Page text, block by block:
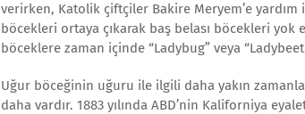
verirken, Katolik çiftçiler Bakire Meryem’e
böcekleri ortaya çıkarak baş belası böcekleri
böceklere zaman içinde “Ladybug” veya
Uğur böceğinin uğuru ile ilgili daha yakın
daha vardır. 1883 yılında ABD’nin Kaliforniya